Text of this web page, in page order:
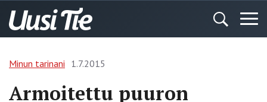
Minun tarinani 1.7.2015
Armoitettu puuron